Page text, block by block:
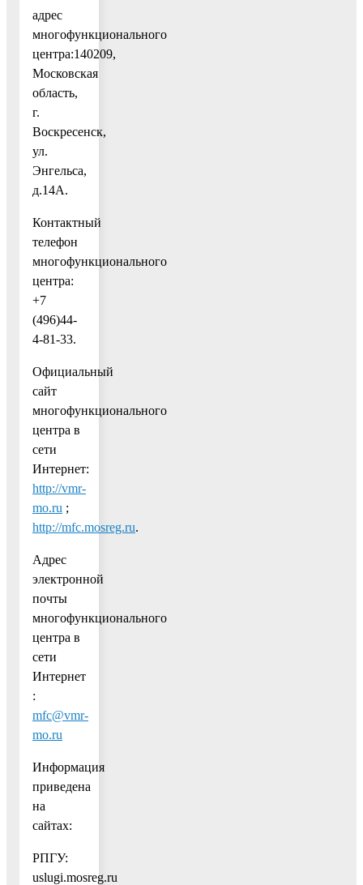
адрес
многофункционального
центра:140209,
Московская
область,
г.
Воскресенск,
ул.
Энгельса,
д.14А.
Контактный
телефон
многофункционального
центра:
+7
(496)44-
4-81-33.
Официальный
сайт
многофункционального
центра в
сети
Интернет:
http://vmr-
mo.ru ;
http://mfc.mosreg.ru.
Адрес
электронной
почты
многофункционального
центра в
сети
Интернет
:
mfc@vmr-
mo.ru
Информация
приведена
на
сайтах:
РПГУ:
uslugi.mosreg.ru